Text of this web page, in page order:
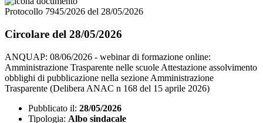
Protocollo 7945/2026 del 28/05/2026
Circolare del 28/05/2026
ANQUAP: 08/06/2026 - webinar di formazione online:
Amministrazione Trasparente nelle scuole Attestazione assolvimento
obblighi di pubblicazione nella sezione Amministrazione
Trasparente (Delibera ANAC n 168 del 15 aprile 2026)
Pubblicato il: 28/05/2026
Tipologia: Albo sindacale